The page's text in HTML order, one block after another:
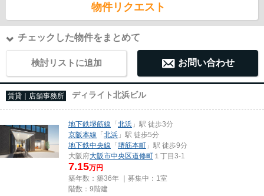
物件リクエスト
チェックした物件をまとめて
検討リストに追加 お問い合わせ
賃貸｜店舗事務所 ディライト北浜ビル
地下鉄堺筋線 「北浜 」駅 徒歩3分
京阪本線 「北浜 」駅 徒歩5分
地下鉄中央線 「堺筋本町 」駅 徒歩9分
大阪府大阪市中央区道修町 １丁目3-1
7.15万円
築年数：築36年 ｜募集中： 1室
階数：9階建